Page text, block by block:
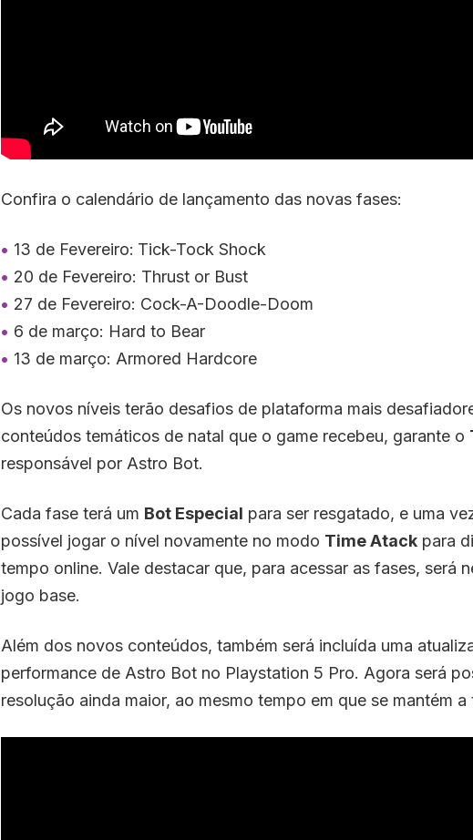
Confira o calendário de lançamento das novas fases:
13 de Fevereiro: Tick-Tock Shock
20 de Fevereiro: Thrust or Bust
27 de Fevereiro: Cock-A-Doodle-Doom
6 de março: Hard to Bear
13 de março: Armored Hardcore
Os novos níveis terão desafios de plataforma mais
conteúdos temáticos de natal que o game recebeu, garante o
responsável por Astro Bot.
Cada fase terá um Bot Especial para ser resgatado, e uma
possível jogar o nível novamente no modo Time Atackpara
tempo online. Vale destacar que, para acessar as fases, será
jogo base.
Além dos novos conteúdos, também será incluída uma
performance de Astro Bot no Playstation 5 Pro. Agora será
resolução ainda maior, ao mesmo tempo em que se mantém